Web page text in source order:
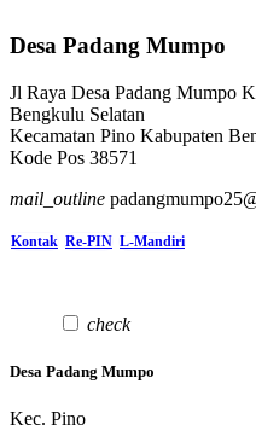
Desa Padang Mumpo
Jl Raya Desa Padang Mumpo
Bengkulu Selatan
Kecamatan Pino Kabupaten
Kode Pos 38571
mail_outline
Kontak Re-PIN L-Mandiri
check
Desa Padang Mumpo
Kec. Pino